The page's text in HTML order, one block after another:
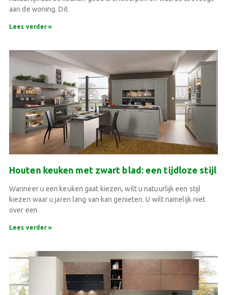
aan de woning. Dit
Lees verder »
Houten keuken met zwart blad: een tijdloze stijl
Wanneer u een keuken gaat kiezen, wilt u natuurlijk een stijl
kiezen waar u jaren lang van kan genieten. U wilt namelijk niet
over een
Lees verder »